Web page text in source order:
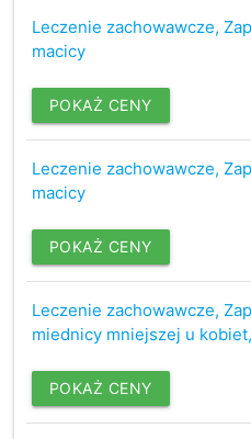
Leczenie zachowawcze,
macicy
POKAŻ CENY
Leczenie zachowawcze,
macicy
POKAŻ CENY
Leczenie zachowawcze,
miednicy mniejszej u
POKAŻ CENY